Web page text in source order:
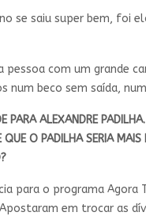
saiu super bem, foi
com um grande
num beco sem saída,
PARA ALEXANDRE
QUE O PADILHA SERIA
para o programa
em trocar as